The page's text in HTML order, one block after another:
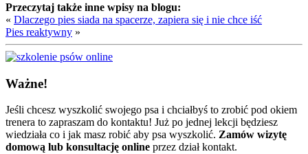
Przeczytaj także inne wpisy na blogu:
« Dlaczego pies siada na spacerze, zapiera się i nie chce iść
Pies reaktywny »
Ważne!
Jeśli chcesz wyszkolić swojego psa i chciałbyś to zrobić pod okiem
trenera to zapraszam do kontaktu! Już po jednej lekcji będziesz
wiedziała co i jak masz robić aby psa wyszkolić. Zamów wizytę
domową lub konsultację online przez dział kontakt.